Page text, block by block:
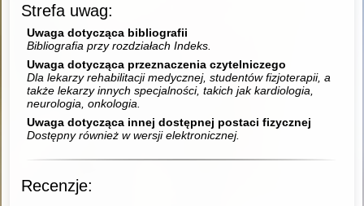
Strefa uwag:
Uwaga dotycząca bibliografii
Bibliografia przy rozdziałach Indeks.
Uwaga dotycząca przeznaczenia czytelniczego
Dla lekarzy rehabilitacji medycznej, studentów fizjoterapii, a
także lekarzy innych specjalności, takich jak kardiologia,
neurologia, onkologia.
Uwaga dotycząca innej dostępnej postaci fizycznej
Dostępny również w wersji elektronicznej.
Recenzje: